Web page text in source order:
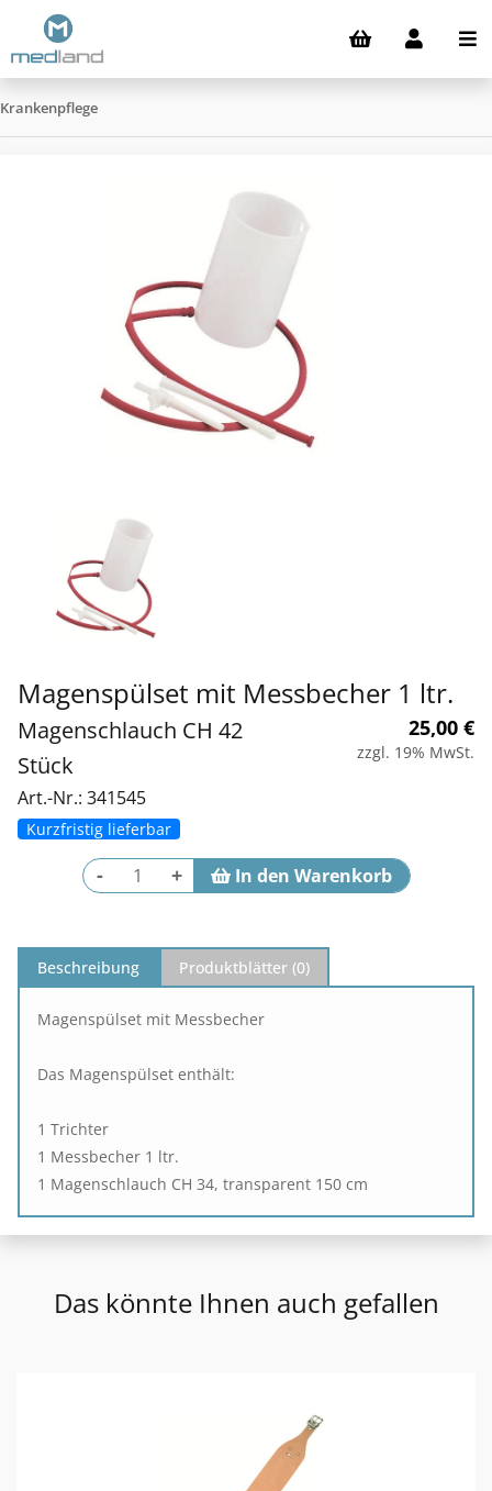
Krankenpflege
Magenspülset mit Messbecher 1 ltr.
Magenschlauch CH 42
Stück
Art.-Nr.: 341545
Kurzfristig lieferbar
25,00 €
zzgl. 19% MwSt.
- +
Beschreibung Produktblätter (0)
Magenspülset mit Messbecher
Das Magenspülset enthält:
1 Trichter
1 Messbecher 1 ltr.
1 Magenschlauch CH 34, transparent 150 cm
Das könnte Ihnen auch gefallen